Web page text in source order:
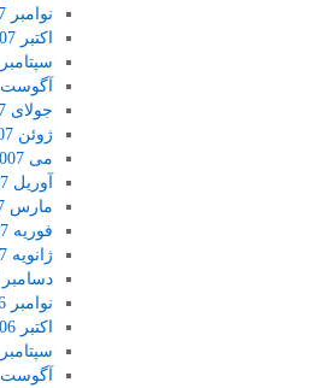
نوامبر 2007
اکتبر 2007
سپتامبر 2007
آگوست 2007
جولای 2007
ژوئن 2007
می 2007
آوریل 2007
مارس 2007
فوریه 2007
ژانویه 2007
دسامبر 2006
نوامبر 2006
اکتبر 2006
سپتامبر 2006
آگوست 2006